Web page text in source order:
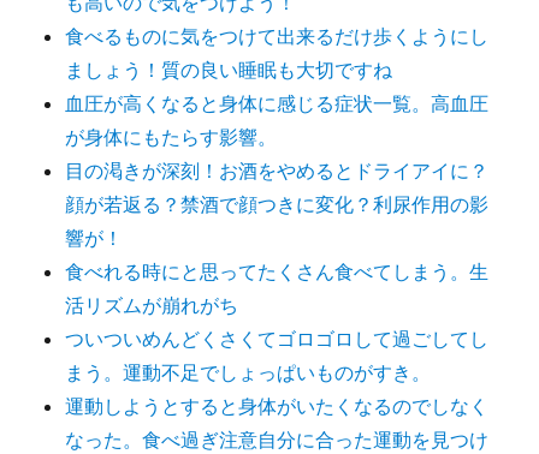
食べるものに気をつけて出来るだけ歩くようにし
ましょう！質の良い睡眠も大切ですね
血圧が高くなると身体に感じる症状一覧。高血圧
が身体にもたらす影響。
目の渇きが深刻！お酒をやめるとドライアイに？
顔が若返る？禁酒で顔つきに変化？利尿作用の影
響が！
食べれる時にと思ってたくさん食べてしまう。生
活リズムが崩れがち
ついついめんどくさくてゴロゴロして過ごしてし
まう。運動不足でしょっぱいものがすき。
運動しようとすると身体がいたくなるのでしなく
なった。食べ過ぎ注意自分に合った運動を見つけ